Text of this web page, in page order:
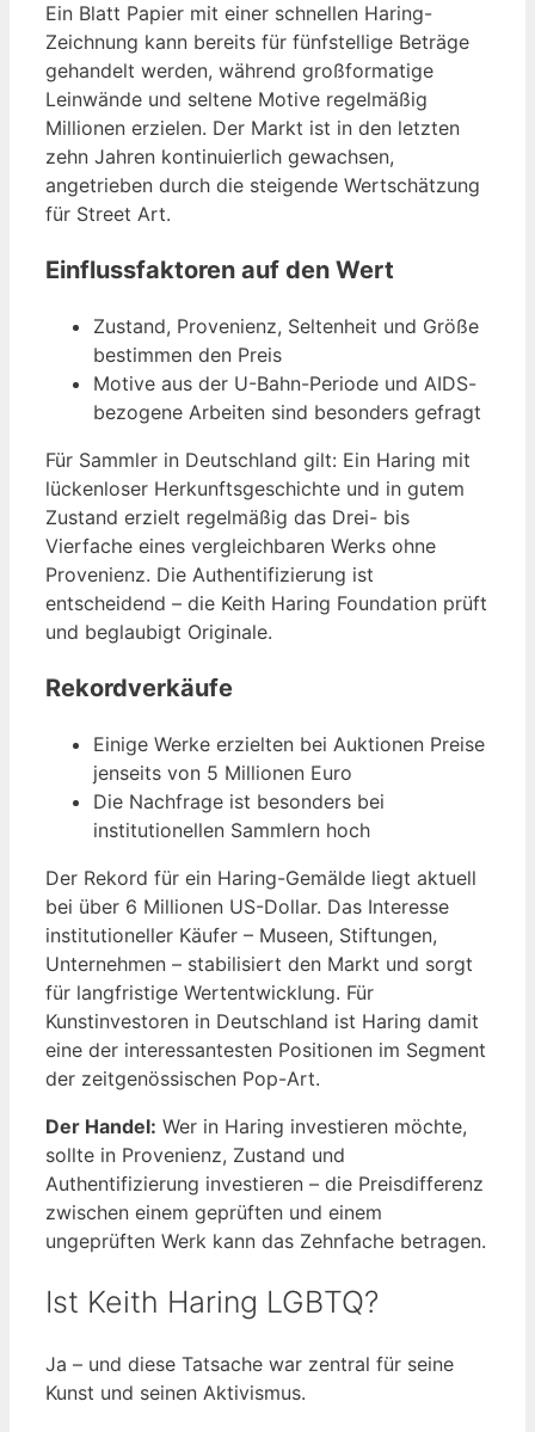
Ein Blatt Papier mit einer schnellen Haring-
Zeichnung kann bereits für fünfstellige Beträge
gehandelt werden, während großformatige
Leinwände und seltene Motive regelmäßig
Millionen erzielen. Der Markt ist in den letzten
zehn Jahren kontinuierlich gewachsen,
angetrieben durch die steigende Wertschätzung
für Street Art.
Einflussfaktoren auf den Wert
Zustand, Provenienz, Seltenheit und Größe
bestimmen den Preis
Motive aus der U-Bahn-Periode und AIDS-
bezogene Arbeiten sind besonders gefragt
Für Sammler in Deutschland gilt: Ein Haring mit
lückenloser Herkunftsgeschichte und in gutem
Zustand erzielt regelmäßig das Drei- bis
Vierfache eines vergleichbaren Werks ohne
Provenienz. Die Authentifizierung ist
entscheidend – die Keith Haring Foundation prüft
und beglaubigt Originale.
Rekordverkäufe
Einige Werke erzielten bei Auktionen Preise
jenseits von 5 Millionen Euro
Die Nachfrage ist besonders bei
institutionellen Sammlern hoch
Der Rekord für ein Haring-Gemälde liegt aktuell
bei über 6 Millionen US-Dollar. Das Interesse
institutioneller Käufer – Museen, Stiftungen,
Unternehmen – stabilisiert den Markt und sorgt
für langfristige Wertentwicklung. Für
Kunstinvestoren in Deutschland ist Haring damit
eine der interessantesten Positionen im Segment
der zeitgenössischen Pop-Art.
Der Handel: Wer in Haring investieren möchte,
sollte in Provenienz, Zustand und
Authentifizierung investieren – die Preisdifferenz
zwischen einem geprüften und einem
ungeprüften Werk kann das Zehnfache betragen.
Ist Keith Haring LGBTQ?
Ja – und diese Tatsache war zentral für seine
Kunst und seinen Aktivismus.